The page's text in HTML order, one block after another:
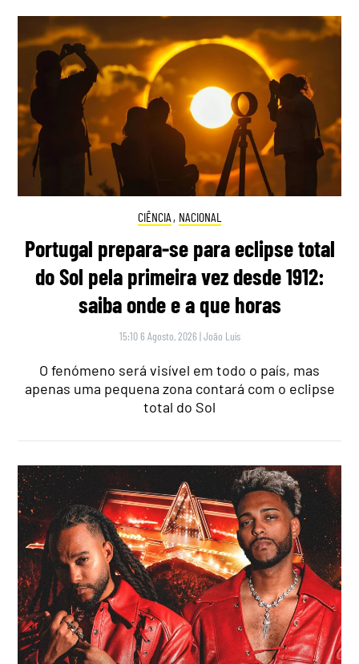
CIÊNCIA , NACIONAL
Portugal prepara-se para eclipse total
do Sol pela primeira vez desde 1912:
saiba onde e a que horas
15:10 6 Agosto, 2026 |João Luís
O fenómeno será visível em todo o país, mas
apenas uma pequena zona contará com o eclipse
total do Sol